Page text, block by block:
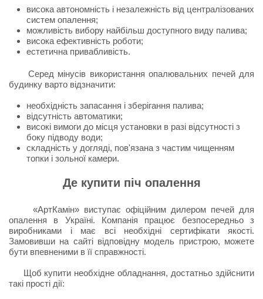
висока автономність і незалежність від централізованих
систем опалення;
можливість вибору найбільш доступного виду палива;
висока ефективність роботи;
естетична привабливість.
Серед мінусів використання опалювальних печей для
будинку варто відзначити:
необхідність запасання і зберігання палива;
відсутність автоматики;
високі вимоги до місця установки в разі відсутності з
боку підводу води;
складність у догляді, пов'язана з частим чищенням
топки і зольної камери.
Де купити піч опалення
«АртКамін» виступає офіційним дилером печей для
опалення в Україні. Компанія працює безпосередньо з
виробниками і має всі необхідні сертифікати якості.
Замовивши на сайті відповідну модель пристрою, можете
бути впевненими в її справжності.
Щоб купити необхідне обладнання, достатньо здійснити
такі прості дії: